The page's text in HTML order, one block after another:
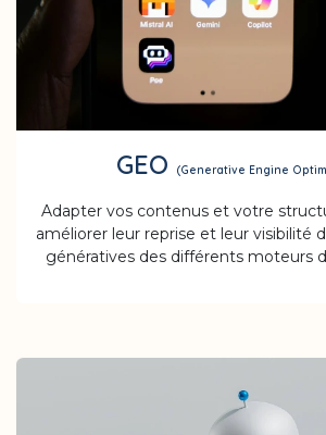
GEO (Generative Engine
Adapter vos contenus et votre
améliorer leur reprise et leur visibilité
génératives des différents moteurs